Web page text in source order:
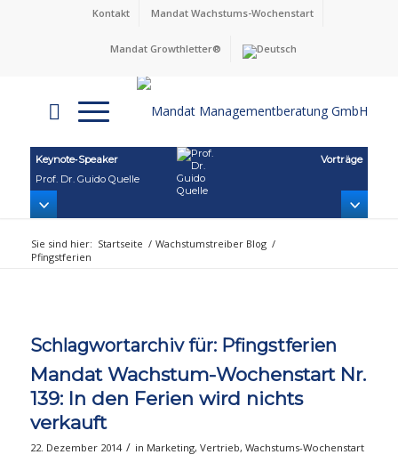
Kontakt Mandat Wachstums-Wochenstart
Mandat Growthletter®
Keynote‑Speaker
Prof. Dr. Guido Quelle
Vorträge
Sie sind hier: Startseite / Wachstumstreiber Blog /
Pfingstferien
Schlagwortarchiv für: Pfingstferien
Mandat Wachstum-Wochenstart Nr.
139: In den Ferien wird nichts
verkauft
22. Dezember 2014 / in Marketing, Vertrieb, Wachstums-Wochenstart